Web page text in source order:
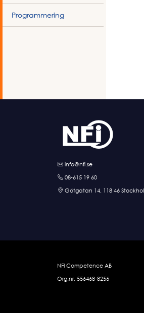
Programmering
info@nfi.se
08-615 19 60
Götgatan 14, 118 46
NFI Competence AB
Org.nr. 556468-8256